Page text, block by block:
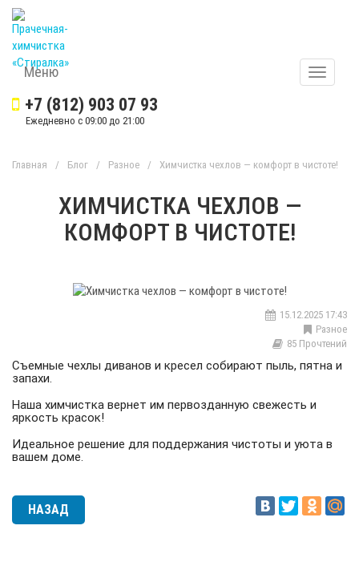
Меню
Меню
+7 (812) 903 07 93
Ежедневно с 09:00 до 21:00
Главная / Блог / Разное / Химчистка чехлов — комфорт в чистоте!
ХИМЧИСТКА ЧЕХЛОВ —
КОМФОРТ В ЧИСТОТЕ!
15.12.2025 17:43
Разное
85 Прочтений
Съемные чехлы диванов и кресел собирают пыль, пятна и
запахи.
Наша химчистка вернет им первозданную свежесть и
яркость красок!
Идеальное решение для поддержания чистоты и уюта в
вашем доме.
НАЗАД